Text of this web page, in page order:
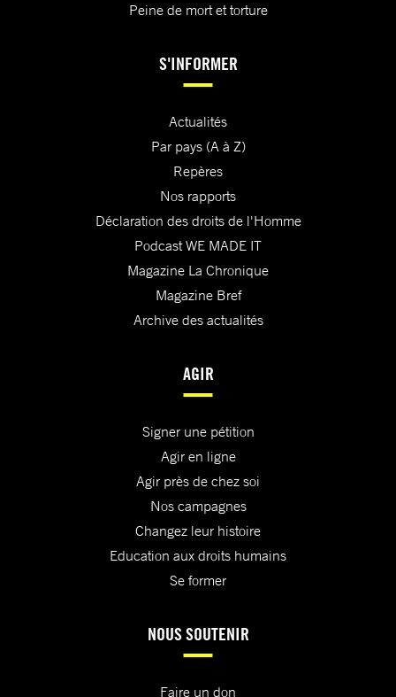
Peine de mort et torture
S'INFORMER
Actualités
Par pays (A à Z)
Repères
Nos rapports
Déclaration des droits de l'Homme
Podcast WE MADE IT
Magazine La Chronique
Magazine Bref
Archive des actualités
AGIR
Signer une pétition
Agir en ligne
Agir près de chez soi
Nos campagnes
Changez leur histoire
Education aux droits humains
Se former
NOUS SOUTENIR
Faire un don